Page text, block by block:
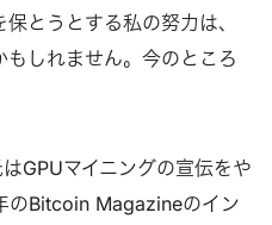
とうとする私の努力は、
しれません。今のところ
GPUマイニングの宣伝をや
のBitcoin Magazineのイン